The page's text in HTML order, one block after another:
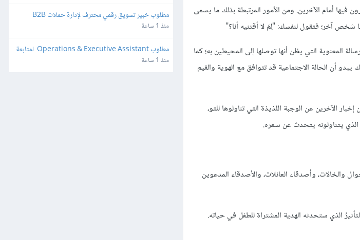
فيها أمام الآخرين. ومن الأمور المرتبطة بذلك ما يسمى
المعنوية التي يظن أنها توصلها إلى المحيطين به؛ كما
أن الحالة الاجتماعية قد تتوافق مع الهوية والقيم
إخبار الآخرين عن الوجبة اللذيذة التي تناولوها للتو،
يتناولونه يتحدث عن سعره.
والخالات، وأصدقاء العائلات، والأصدقاء المدعوين
الذي ستحدثه الهدية المشتراة للطفل في حياته.
وتنمية المبيعات
منذ 1 ساعة
فريق خدمة العملاء
منذ 1 ساعة